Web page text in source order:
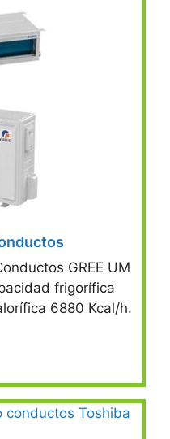
GREE UM
frigorífica
6880 Kcal/h.